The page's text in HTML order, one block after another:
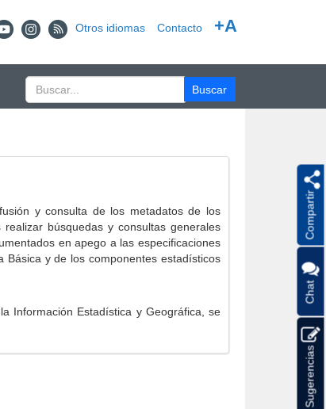
Otros idiomas Contacto +A
y consulta de los metadatos de los
búsquedas y consultas generales
en apego a las especificaciones
y de los componentes estadísticos
Información Estadística y Geográfica, se
Compartir
Chat
Sugerencias